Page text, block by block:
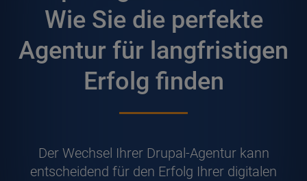
Wie Sie die perfekte
Agentur für langfristigen
Erfolg finden
Der Wechsel Ihrer Drupal-Agentur kann
entscheidend für den Erfolg Ihrer digitalen